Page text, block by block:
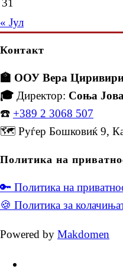
31
« Јул
Контакт
🏫 ООУ Вера
🎓 Директор: Соња
☎️ +389 2 3068 507
🗺️ Руѓер Бошковиќ 9,
Политика на
🔑 Политика на
🍪 Политика за
Powered by Makdomen